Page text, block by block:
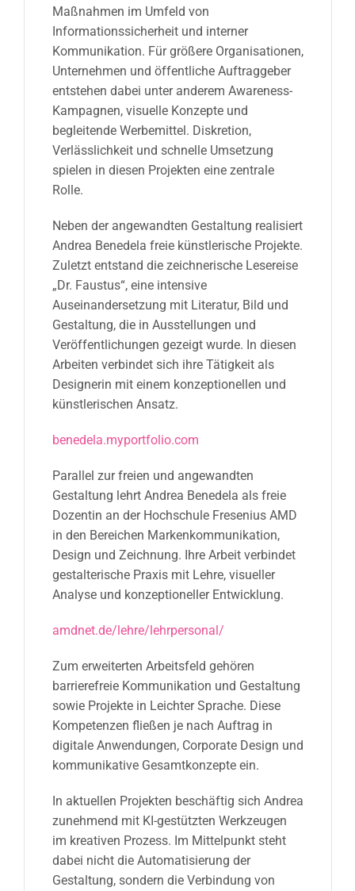
Maßnahmen im Umfeld von
Informationssicherheit und interner
Kommunikation. Für größere Organisationen,
Unternehmen und öffentliche Auftraggeber
entstehen dabei unter anderem Awareness-
Kampagnen, visuelle Konzepte und
begleitende Werbemittel. Diskretion,
Verlässlichkeit und schnelle Umsetzung
spielen in diesen Projekten eine zentrale
Rolle.
Neben der angewandten Gestaltung realisiert
Andrea Benedela freie künstlerische Projekte.
Zuletzt entstand die zeichnerische Lesereise
„Dr. Faustus“, eine intensive
Auseinandersetzung mit Literatur, Bild und
Gestaltung, die in Ausstellungen und
Veröffentlichungen gezeigt wurde. In diesen
Arbeiten verbindet sich ihre Tätigkeit als
Designerin mit einem konzeptionellen und
künstlerischen Ansatz.
benedela.myportfolio.com
Parallel zur freien und angewandten
Gestaltung lehrt Andrea Benedela als freie
Dozentin an der Hochschule Fresenius AMD
in den Bereichen Markenkommunikation,
Design und Zeichnung. Ihre Arbeit verbindet
gestalterische Praxis mit Lehre, visueller
Analyse und konzeptioneller Entwicklung.
amdnet.de/lehre/lehrpersonal/
Zum erweiterten Arbeitsfeld gehören
barrierefreie Kommunikation und Gestaltung
sowie Projekte in Leichter Sprache. Diese
Kompetenzen fließen je nach Auftrag in
digitale Anwendungen, Corporate Design und
kommunikative Gesamtkonzepte ein.
In aktuellen Projekten beschäftig sich Andrea
zunehmend mit KI-gestützten Werkzeugen
im kreativen Prozess. Im Mittelpunkt steht
dabei nicht die Automatisierung der
Gestaltung, sondern die Verbindung von